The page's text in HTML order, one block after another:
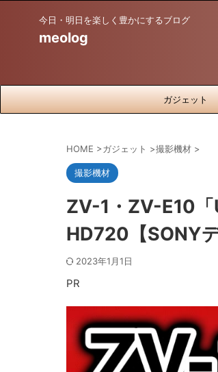
今日・明日を楽しく豊かにするブログ
meolog
ガジェット
HOME >ガジェット >撮影機材 >
撮影機材
ZV-1・ZV-E10「
HD720【SONY
2023年1月1日
PR